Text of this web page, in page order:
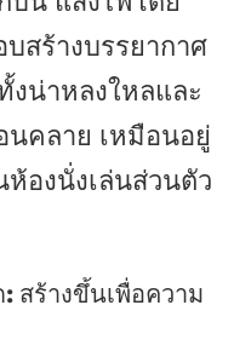
บสร้างบรรยากาศ
งน่าหลงใหลและ
นคลาย เหมือนอยู่
ห้องนั่งเล่นส่วนตัว
สร้างขึ้นเพื่อความ